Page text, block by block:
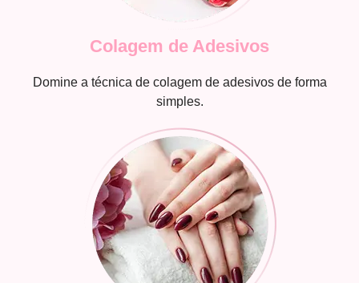
Colagem de Adesivos
Domine a técnica de colagem de adesivos de forma
simples.